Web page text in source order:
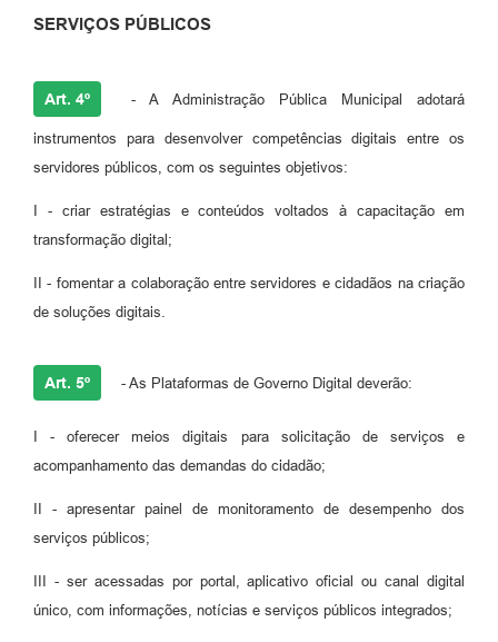
SERVIÇOS PÚBLICOS
Art. 4º - A Administração Pública Municipal adotará
instrumentos para desenvolver competências digitais entre os
servidores públicos, com os seguintes objetivos:
I - criar estratégias e conteúdos voltados à capacitação em
transformação digital;
II - fomentar a colaboração entre servidores e cidadãos na criação
de soluções digitais.
Art. 5º - As Plataformas de Governo Digital deverão:
I - oferecer meios digitais para solicitação de serviços e
acompanhamento das demandas do cidadão;
II - apresentar painel de monitoramento de desempenho dos
serviços públicos;
III - ser acessadas por portal, aplicativo oficial ou canal digital
único, com informações, notícias e serviços públicos integrados;